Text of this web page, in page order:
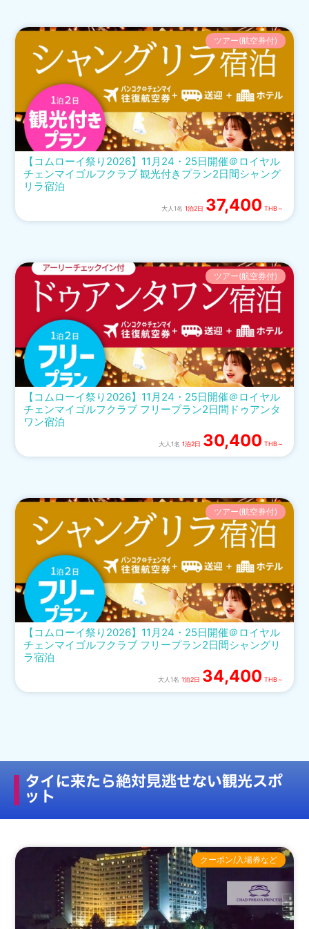
【コムローイ祭り2026】11月24・25日開催＠ロイヤル
チェンマイゴルフクラブ 観光付きプラン2日間シャング
リラ宿泊
ツアー(航空券付)
大人1名 1泊2日 37,400 THB～
【コムローイ祭り2026】11月24・25日開催＠ロイヤル
チェンマイゴルフクラブ フリープラン2日間ドゥアンタ
ワン宿泊
ツアー(航空券付)
大人1名 1泊2日 30,400 THB～
【コムローイ祭り2026】11月24・25日開催＠ロイヤル
チェンマイゴルフクラブ フリープラン2日間シャングリ
ラ宿泊
ツアー(航空券付)
大人1名 1泊2日 34,400 THB～
タイに来たら絶対見逃せない観光スポ
ット
クーポン/入場券など